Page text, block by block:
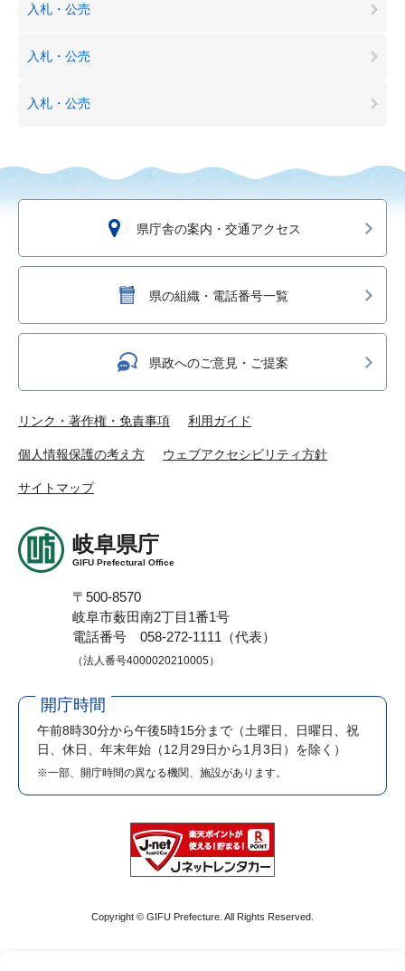
入札・公売
入札・公売
入札・公売
県庁舎の案内・交通アクセス
県の組織・電話番号一覧
県政へのご意見・ご提案
リンク・著作権・免責事項 利用ガイド
個人情報保護の考え方 ウェブアクセシビリティ方針
サイトマップ
岐阜県庁
GIFU Prefectural Office
〒500-8570
岐阜市薮田南2丁目1番1号
電話番号 058-272-1111（代表）
（法人番号4000020210005）
開庁時間
午前8時30分から午後5時15分まで （土曜日、日曜日、祝
日、休日、年末年始（12月29日から1月3日）を除く）
※一部、開庁時間の異なる機関、施設があります。
Copyright © GIFU Prefecture. All Rights Reserved.